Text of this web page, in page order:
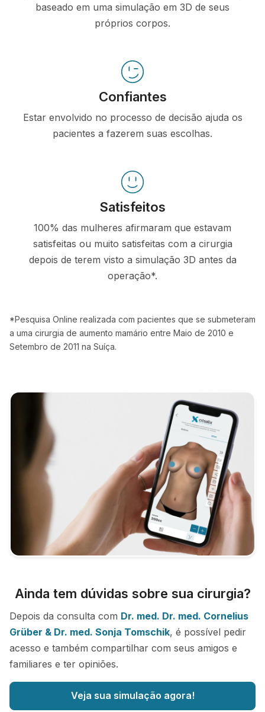
baseado em uma simulação em 3D de seus
próprios corpos.
Confiantes
Estar envolvido no processo de decisão ajuda os
pacientes a fazerem suas escolhas.
Satisfeitos
100% das mulheres afirmaram que estavam
satisfeitas ou muito satisfeitas com a cirurgia
depois de terem visto a simulação 3D antes da
operação*.
*Pesquisa Online realizada com pacientes que se submeteram
a uma cirurgia de aumento mamário entre Maio de 2010 e
Setembro de 2011 na Suíça.
Ainda tem dúvidas sobre sua cirurgia?
Depois da consulta com Dr. med. Dr. med. Cornelius
Grüber & Dr. med. Sonja Tomschik, é possível pedir
acesso e também compartilhar com seus amigos e
familiares e ter opiniões.
Veja sua simulação agora!